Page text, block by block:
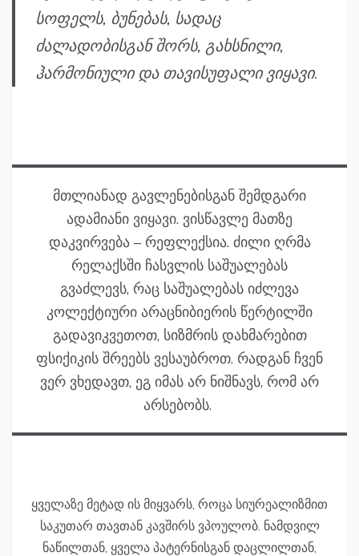
სოფელს, ბუნებას, სადაც
ძალადობისგან შორს, გახსნილი,
ჰარმონიული და თავისუფალი ვიყავი.
მთლიანად გავლენებისგან შემდგარი
ადამიანი ვიყავი. ვისწავლე მათზე
დაკვირვება – რეფლექსია. ძილი ღრმა
რელაქსში ჩასვლის საშუალებას
გვაძლევს, რაც საშუალებას იძლევა
კოლექტიური არაცნიბიერის წერტილში
გადავიკვეთოთ, სიზმრის დახმარებით
ფსიქიკის შრეებს ვესაუბროთ. რადგან ჩვენ
ვერ ვხედავთ, ეგ იმას არ ნიშნავს, რომ არ
არსებობს.
ყველაზე მეტად ის მიყვარს, როცა სიურეალიზმით
საკუთარ თავთან კავშირს ვპოულობ. ნამდვილ
ნაწილთან, ყველა პატერნისგან დაცლილთან,